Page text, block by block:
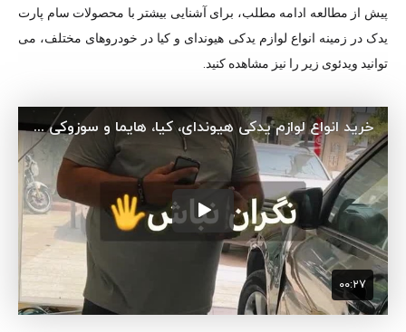
پیش از مطالعه ادامه مطلب، برای آشنایی بیشتر با محصولات سام پارت
یدک در زمینه انواع لوازم یدکی هیوندای و کیا در خودروهای مختلف، می
توانید ویدئوی زیر را نیز مشاهده کنید.